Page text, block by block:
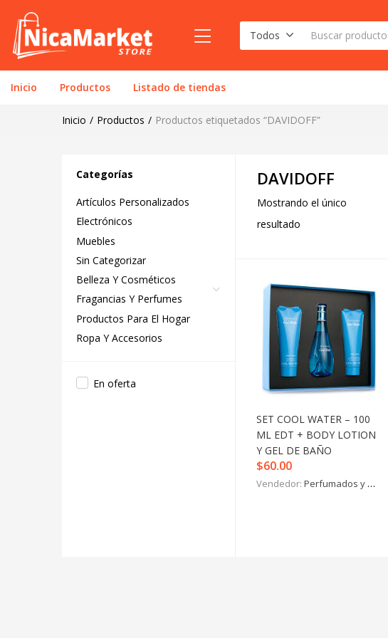
Todos
Inicio Productos Listado de tiendas
Inicio Productos Productos etiquetados “DAVIDOFF”
Categorías
Artículos Personalizados
Electrónicos
Muebles
Sin Categorizar
Belleza Y Cosméticos
Fragancias Y Perfumes
Productos Para El Hogar
Ropa Y Accesorios
En oferta
DAVIDOFF
Mostrando el único
resultado
SET COOL WATER – 100
ML EDT + BODY LOTION
Y GEL DE BAÑO
$60.00
Vendedor: Perfumados y más